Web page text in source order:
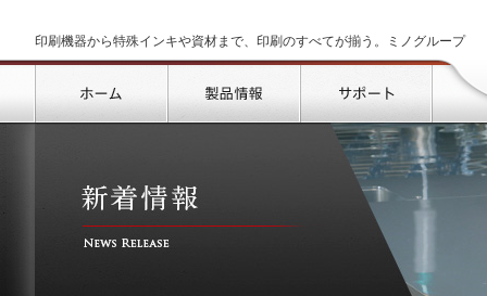
印刷機器から特殊インキや資材まで、印刷のすべてが揃う。ミノグループ
トップ
製品情報 サポート